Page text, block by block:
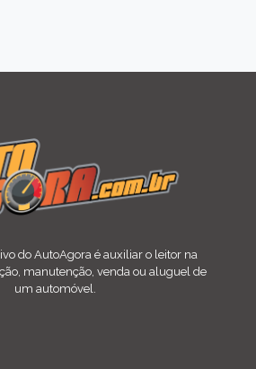
do AutoAgora é auxiliar o leitor na
manutenção, venda ou aluguel de
um automóvel.